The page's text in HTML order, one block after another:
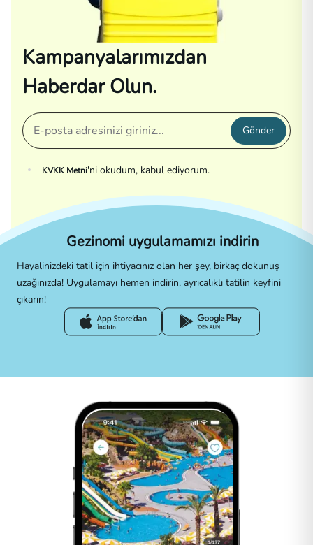
Kampanyalarımızdan
Haberdar Olun.
Gönder
KVKK Metni'ni okudum, kabul ediyorum.
Gezinomi uygulamamızı indirin
Hayalinizdeki tatil için ihtiyacınız olan her şey, birkaç dokunuş
uzağınızda! Uygulamayı hemen indirin, ayrıcalıklı tatilin keyfini
çıkarın!